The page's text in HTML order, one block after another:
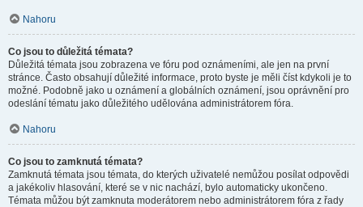
Nahoru
Co jsou to důležitá témata?
Důležitá témata jsou zobrazena ve fóru pod oznámeními, ale jen na první
stránce. Často obsahují důležité informace, proto byste je měli číst kdykoli je to
možné. Podobně jako u oznámení a globálních oznámení, jsou oprávnění pro
odeslání tématu jako důležitého udělována administrátorem fóra.
Nahoru
Co jsou to zamknutá témata?
Zamknutá témata jsou témata, do kterých uživatelé nemůžou posílat odpovědi
a jakékoliv hlasování, které se v nic nachází, bylo automaticky ukončeno.
Témata můžou být zamknuta moderátorem nebo administrátorem fóra z řady